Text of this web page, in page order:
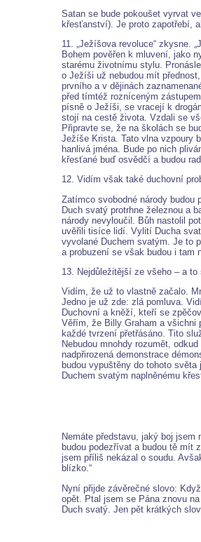
Satan se bude pokoušet vyrvat
křesťanství). Je proto zapotřebí,
11. „Ježíšova revoluce“ zkysne.
Bohem pověřen k mluvení, jako
starému životnímu stylu.
o Ježíši už nebudou mít
prvního a v dějinách
před tímtéž rozníceným
písně o Ježíši, se vracejí k
stojí na cestě života. Vzdali se
Připravte se, že na školách se
Ježíše Krista. Tato vlna vzpoury
hanlivá jména. Bude po nich
křesťané buď osvědčí a budou
12. Vidím však také duchovní
Zatímco svobodné národy budou
Duch svatý protrhne železnou a
národy nevyloučil. Bůh nastolil
uvěřili tisíce lidí. Vylití Ducha
vyvolané Duchem svatým. Je to
a probuzení se však budou i tam
13. Nejdůležitější ze všeho – a
Vidím, že už to vlastně začalo.
Jedno je už zde: zlá pomluva.
Duchovní a kněží, kteří se
Věřím, že Billy Graham a všichni
každé tvrzení přetřásáno. Tito
Nebudou mnohdy rozumět,
nadpřirozená demonstrace
budou vypuštěny do tohoto
Duchem svatým naplněnému
Nemáte představu, jaký boj
budou podezřívat a budou tě mít
jsem příliš nekázal o soudu.
blízko.“
Nyní přijde závěrečné slovo:
opět. Ptal jsem se Pána znovu
Duch svatý. Jen pět krátkých